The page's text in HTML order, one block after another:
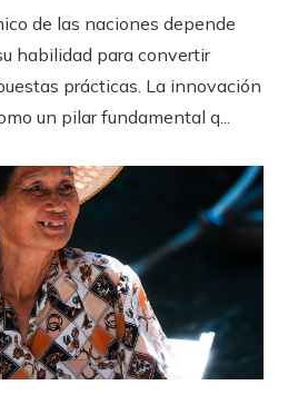
de las naciones depende
habilidad para convertir
prácticas. La innovación
un pilar fundamental q...